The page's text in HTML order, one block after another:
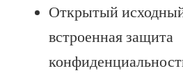
Открытый
встроенная защита